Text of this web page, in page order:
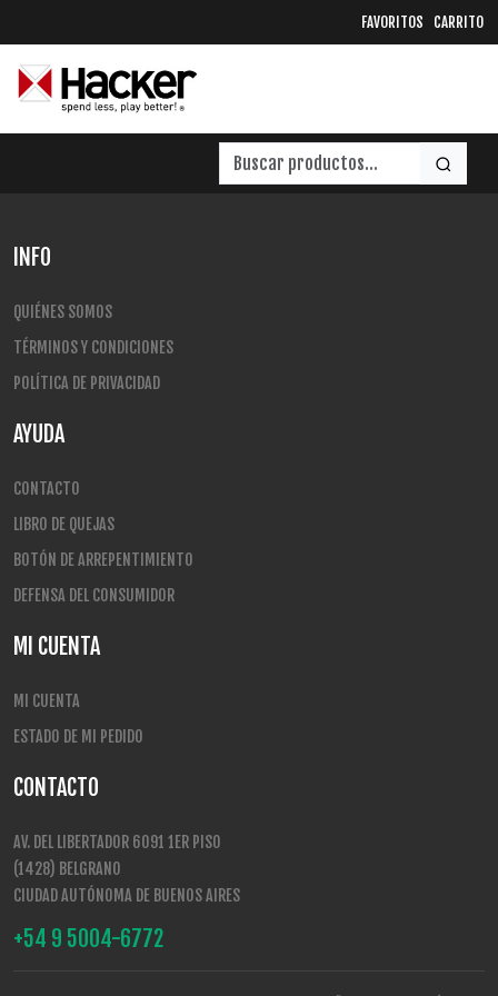
FAVORITOS CARRITO
INFO
QUIÉNES SOMOS
TÉRMINOS Y CONDICIONES
POLÍTICA DE PRIVACIDAD
AYUDA
CONTACTO
LIBRO DE QUEJAS
BOTÓN DE ARREPENTIMIENTO
DEFENSA DEL CONSUMIDOR
MI CUENTA
MI CUENTA
ESTADO DE MI PEDIDO
CONTACTO
AV. DEL LIBERTADOR 6091 1ER PISO
(1428) BELGRANO
CIUDAD AUTÓNOMA DE BUENOS AIRES
+54 9 5004-6772